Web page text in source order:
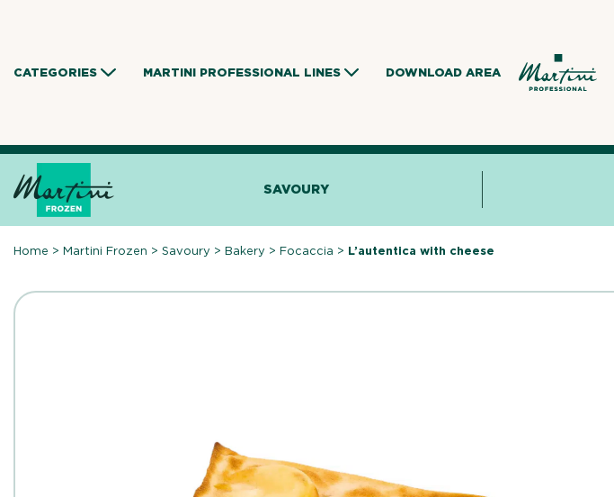
CATEGORIES MARTINI PROFESSIONAL LINES DOWNLOAD AREA
SAVOURY
Home >Martini Frozen >Savoury >Bakery >Focaccia > L’autentica with cheese